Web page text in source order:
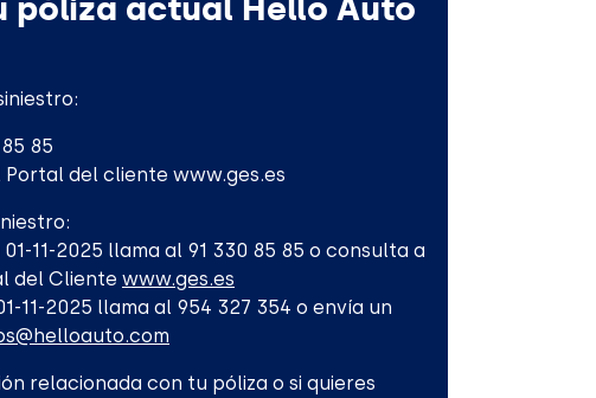
póliza actual Hello Auto
85
Portal del cliente www.ges.es
11-2025 llama al 91 330 85 85 o consulta a
del Cliente www.ges.es
11-2025 llama al 954 327 354 o envía un
relacionada con tu póliza o si quieres